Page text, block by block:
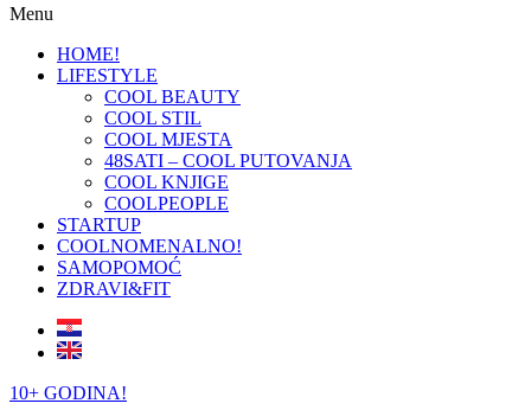
Menu
HOME!
LIFESTYLE
COOL BEAUTY
COOL STIL
COOL MJESTA
48SATI – COOL PUTOVANJA
COOL KNJIGE
COOLPEOPLE
STARTUP
COOLNOMENALNO!
SAMOPOMOĆ
ZDRAVI&FIT
10+ GODINA!